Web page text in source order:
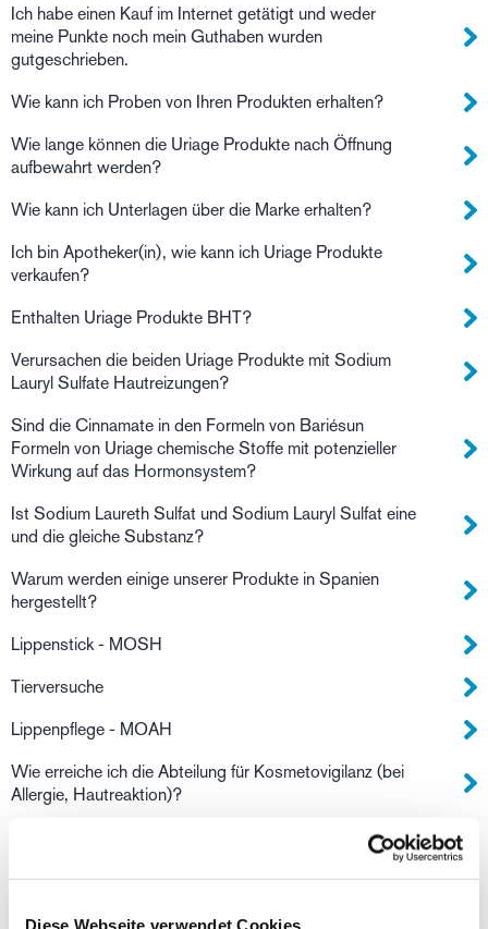
Diese Webseite verwendet Cookies
Ich habe einen Kauf im Internet getätigt und weder
meine Punkte noch mein Guthaben wurden
gutgeschrieben.
Wie kann ich Proben von Ihren Produkten erhalten?
Wie lange können die Uriage Produkte nach Öffnung
aufbewahrt werden?
Wie kann ich Unterlagen über die Marke erhalten?
Ich bin Apotheker(in), wie kann ich Uriage Produkte
verkaufen?
Enthalten Uriage Produkte BHT?
Verursachen die beiden Uriage Produkte mit Sodium
Lauryl Sulfate Hautreizungen?
Sind die Cinnamate in den Formeln von Bariésun
Formeln von Uriage chemische Stoffe mit potenzieller
Wirkung auf das Hormonsystem?
Ist Sodium Laureth Sulfat und Sodium Lauryl Sulfat eine
und die gleiche Substanz?
Warum werden einige unserer Produkte in Spanien
hergestellt?
Lippenstick - MOSH
Tierversuche
Lippenpflege - MOAH
Wie erreiche ich die Abteilung für Kosmetovigilanz (bei
Allergie, Hautreaktion)?
Welche Zahlungsmöglichkeiten gibt es auf Uriage.de?
Wie kann ich den Uriage Newsletter abonnieren?